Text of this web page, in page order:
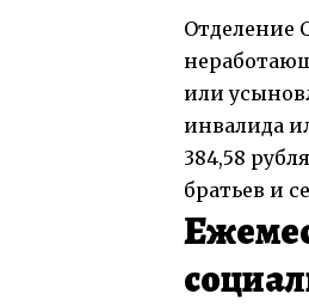
Отделение
или
инвалида
384,58
братьев и